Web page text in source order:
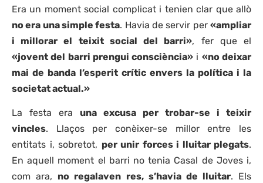
Era un moment social complicat i tenien clar que allò
no era una simple festa. Havia de servir per«ampliar
i millorar el teixit social del barri», fer que el
«jovent del barri prengui consciència» i «no deixar
mai de banda l’esperit crític envers la política i la
societat actual.»
La festa era una excusa per trobar-se i teixir
vincles. Llaços per conèixer-se millor entre les
entitats i, sobretot, per unir forces i lluitar plegats.
En aquell moment el barri no tenia Casal de Joves i,
com ara, no regalaven res, s’havia de lluitar. Els